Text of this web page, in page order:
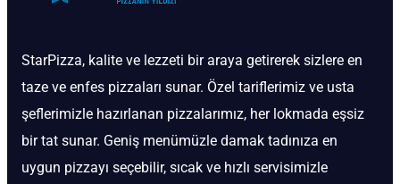
StarPizza, kalite ve lezzeti bir araya getirerek sizlere en
taze ve enfes pizzaları sunar. Özel tariflerimiz ve usta
şeflerimizle hazırlanan pizzalarımız, her lokmada eşsiz
bir tat sunar. Geniş menümüzle damak tadınıza en
uygun pizzayı seçebilir, sıcak ve hızlı servisimizle